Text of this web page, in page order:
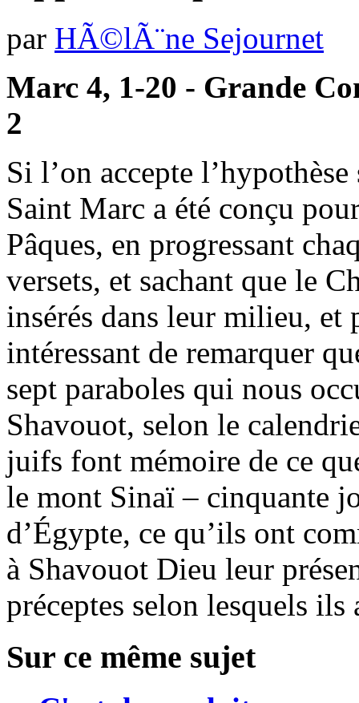
par HÃ©lÃ¨ne Sejournet
Marc 4, 1-20 - Grande
2
Si l’on accepte
Saint Marc a été conçu
Pâques, en progressant
versets, et sachant que le
insérés dans leur milieu,
intéressant de remarquer
sept paraboles qui nous
Shavouot, selon le
juifs font mémoire de ce
le mont Sinaï – cinquante
d’Égypte, ce qu’ils ont
à Shavouot Dieu leur
préceptes selon lesquels
Sur ce même sujet